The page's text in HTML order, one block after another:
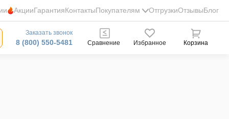
АкцииГарантияКонтактыПокупателям ОтгрузкиОтзывыБлог
Заказать звонок
8 (800) 550-5481 Сравнение Избранное Корзина